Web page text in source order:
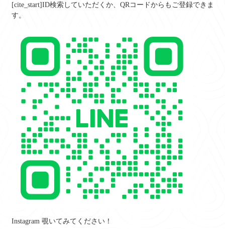
[cite_start]ID検索していただくか、QRコードからもご登録できま
す。
Instagram 覗いてみてください！